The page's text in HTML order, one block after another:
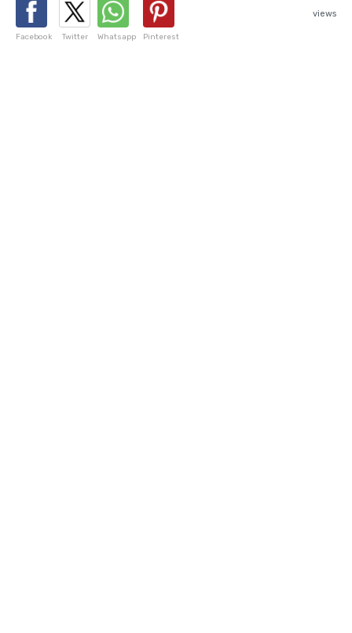
Facebook Twitter Whatsapp Pinterest
views